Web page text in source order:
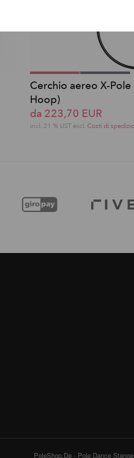
Cerchio aereo X-
Hoop)
da 223,70 EUR
incl. 21 % UST escl. Costi di
PoleShop.De - Pole Dance